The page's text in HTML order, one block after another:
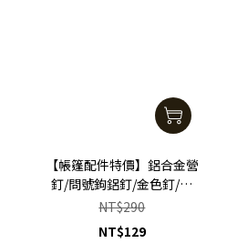
【帳篷配件特價】鋁合金營
釘/問號鉤鋁釘/金色釘/銀
色釘/輕量化鋁釘/登山健走
專用/側門釘/地墊釘 (10支
NT$290
NT$129